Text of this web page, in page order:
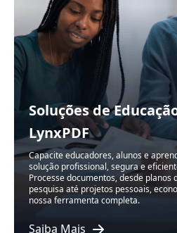
Soluções de
LynxPDF
Capacite educadores, alunos e
solução profissional, segura e
Processe documentos, desde planos
pesquisa até projetos pessoais,
nossa ferramenta completa.
Saiba Mais